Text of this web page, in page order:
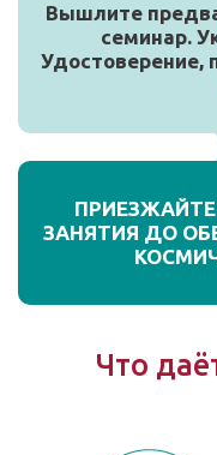
Вышлите
семинар.
Удостоверение,
ЗАНЯТИЯ ДО
Что